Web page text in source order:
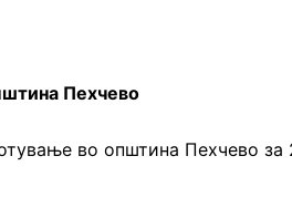
Пехчево
во општина Пехчево за